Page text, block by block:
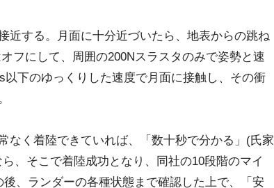
近する。月面に十分近づいたら、地表からの跳ね
フにして、周囲の200Nスラスタのみで姿勢と速
下のゆっくりした速度で月面に接触し、その衝
なく着陸できていれば、「数十秒で分かる」(氏家
、そこで着陸成功となり、同社の10段階のマイ
、ランダーの各種状態まで確認した上で、「安